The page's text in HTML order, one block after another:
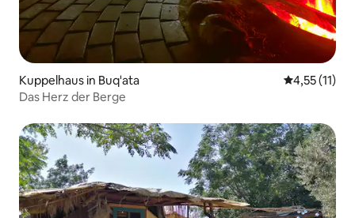
Kuppelhaus in Buq'ata
4,55 (11)
Das Herz der Berge